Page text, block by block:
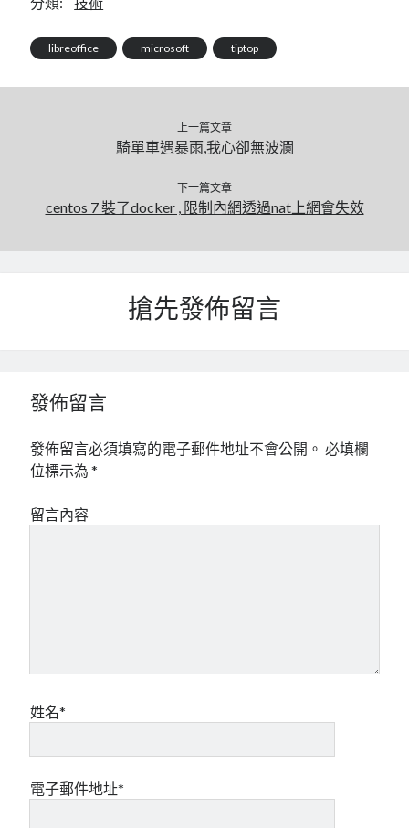
github
rclone
王道
閑聊
libreoffice microsoft tiptop
上一篇文章
騎單車遇暴雨,我心卻無波瀾
下一篇文章
centos 7 裝了docker , 限制內網透過nat上網會失效
搶先發佈留言
發佈留言
發佈留言必須填寫的電子郵件地址不會公開。 必填欄
位標示為*
留言內容
姓名*
電子郵件地址*